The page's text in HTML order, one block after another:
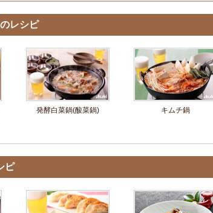
レシピ
発酵白菜鍋(酸菜鍋) キムチ鍋
ピ